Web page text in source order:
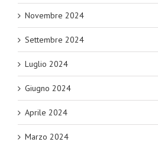
Novembre 2024
Settembre 2024
Luglio 2024
Giugno 2024
Aprile 2024
Marzo 2024